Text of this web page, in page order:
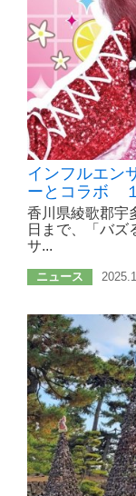
インフルエン
ーとコラボ
香川県綾歌郡宇
日まで、「バズ
サ...
ニュース